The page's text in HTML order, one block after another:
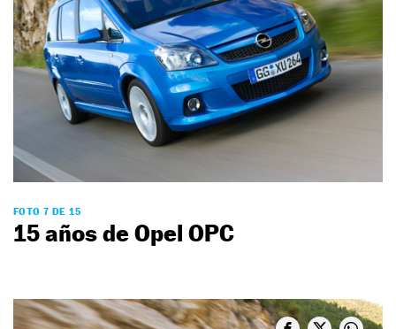
FOTO 7 DE 15
15 años de Opel OPC